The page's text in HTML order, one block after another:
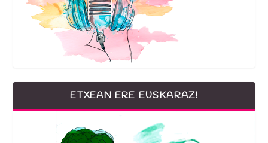
ETXEAN ERE EUSKARAZ!